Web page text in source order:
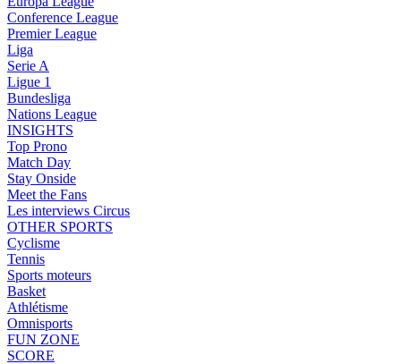
Conference League
Premier League
Liga
Serie A
Ligue 1
Bundesliga
Nations League
INSIGHTS
Top Prono
Match Day
Stay Onside
Meet the Fans
Les interviews Circus
OTHER SPORTS
Cyclisme
Tennis
Sports moteurs
Basket
Athlétisme
Omnisports
FUN ZONE
SCORE